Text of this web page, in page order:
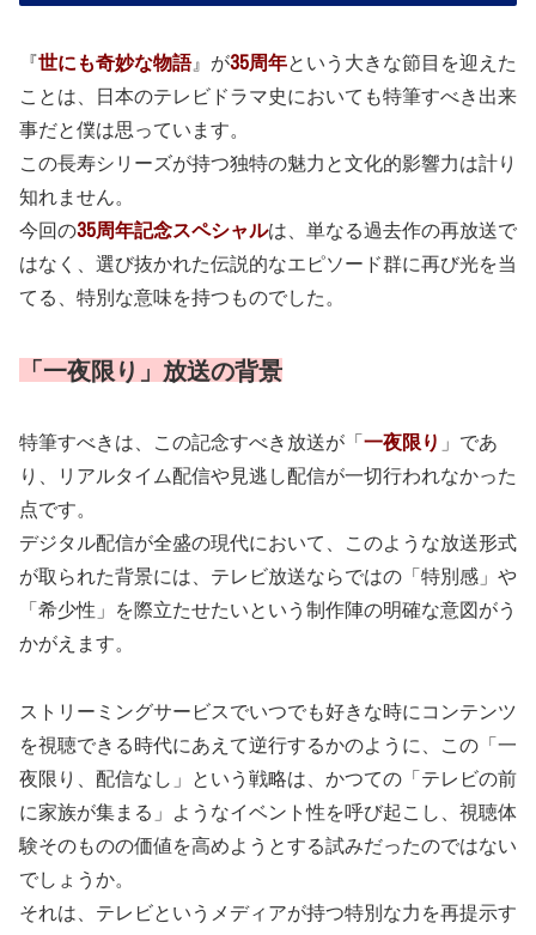
『世にも奇妙な物語』が35周年という大きな節目を迎えた
ことは、日本のテレビドラマ史においても特筆すべき出来
事だと僕は思っています。
この長寿シリーズが持つ独特の魅力と文化的影響力は計り
知れません。
今回の35周年記念スペシャルは、単なる過去作の再放送で
はなく、選び抜かれた伝説的なエピソード群に再び光を当
てる、特別な意味を持つものでした。
「一夜限り」放送の背景
特筆すべきは、この記念すべき放送が「 一夜限り 」であ
り、リアルタイム配信や見逃し配信が一切行われなかった
点です。
デジタル配信が全盛の現代において、このような放送形式
が取られた背景には、テレビ放送ならではの「特別感」や
「希少性」を際立たせたいという制作陣の明確な意図がう
かがえます。
ストリーミングサービスでいつでも好きな時にコンテンツ
を視聴できる時代にあえて逆行するかのように、この「一
夜限り、配信なし」という戦略は、かつての「テレビの前
に家族が集まる」ようなイベント性を呼び起こし、視聴体
験そのものの価値を高めようとする試みだったのではない
でしょうか。
それは、テレビというメディアが持つ特別な力を再提示す